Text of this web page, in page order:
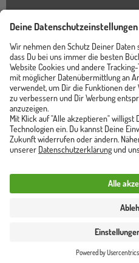
Instagram
TikTokPinterestYouTube
Unser
Trusted
Vertrag